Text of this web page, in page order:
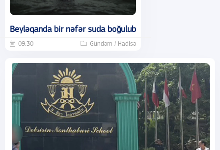
Beyləqanda bir nəfər suda boğulub
09:30 Gündəm / Hadisə